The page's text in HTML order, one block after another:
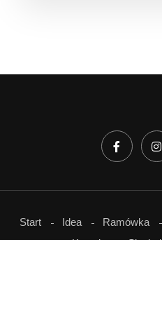
Start Idea Ramówka
Kontakt
Słuchaj